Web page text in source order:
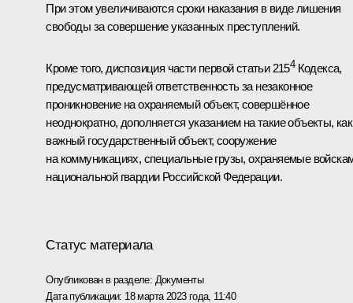
При этом увеличиваются сроки наказания в виде лишения
свободы за совершение указанных преступлений.
Кроме того, диспозиция части первой статьи 2154Кодекса,
предусматривающей ответственность за незаконное
проникновение на охраняемый объект, совершённое
неоднократно, дополняется указанием на такие объекты, как
важный государственный объект, сооружение
на коммуникациях, специальные грузы, охраняемые
национальной гвардии Российской Федерации.
Статус материала
Опубликован в разделе: Документы
Дата публикации: 18 марта 2023 года, 11:40